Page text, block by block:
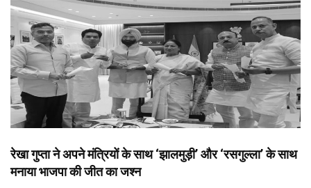
रेखा गुप्ता ने अपने मंत्रियों के साथ ‘झालमुड़ी’ और ‘रसगुल्ला’ के साथ
मनाया भाजपा की जीत का जश्न